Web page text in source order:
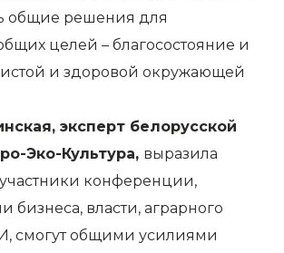
общие решения для
целей – благосостояние и
и здоровой окружающей
эксперт белорусской
Эко-Культура, выразила
конференции,
бизнеса, власти, аграрного
смогут общими усилиями